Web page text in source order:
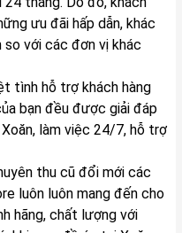
ưu đãi hấp dẫn, khác
với các đơn vị khác
tình hỗ trợ khách hàng
bạn đều được giải đáp
làm việc 24/7, hỗ trợ
thu cũ đổi mới các
luôn luôn mang đến cho
hãng, chất lượng với